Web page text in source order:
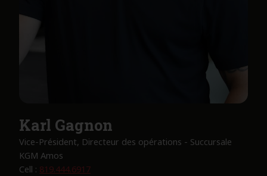
Karl Gagnon
Vice-Président, Directeur des opérations - Succursale
KGM Amos
Cell : 819.444.6917